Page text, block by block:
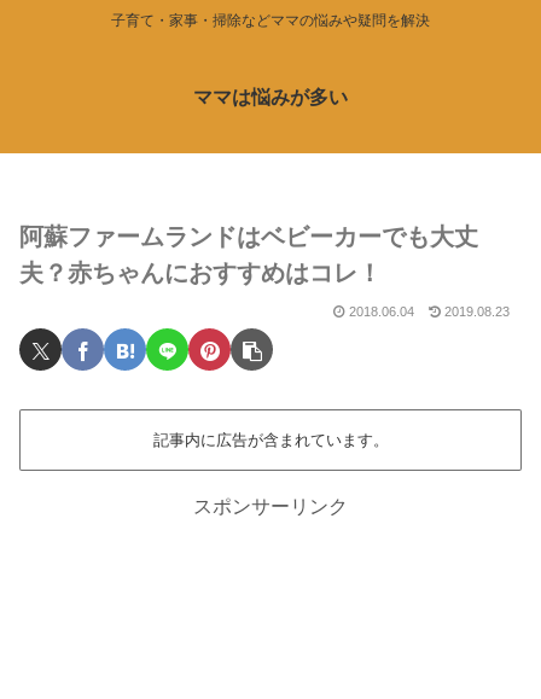
子育て・家事・掃除などママの悩みや疑問を解決
ママは悩みが多い
阿蘇ファームランドはベビーカーでも大丈
夫？赤ちゃんにおすすめはコレ！
2018.06.04 2019.08.23
記事内に広告が含まれています。
スポンサーリンク